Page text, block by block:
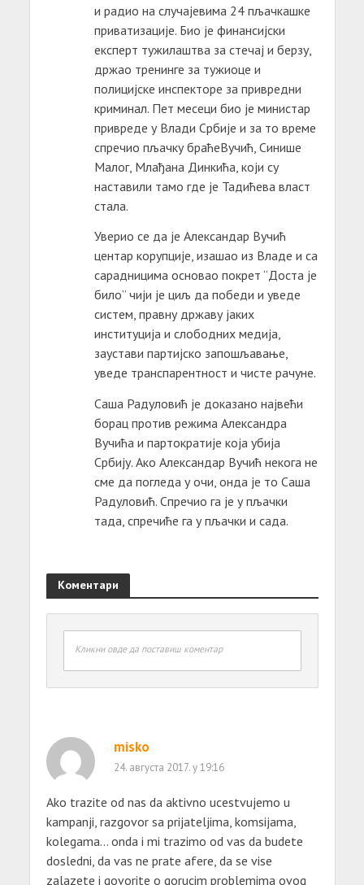
и радио на случајевима 24 пљачкашке
приватизације. Био је финансијски
експерт тужилаштва за стечај и берзу,
држао тренинге за тужиоце и
полицијске инспекторе за привредни
криминал. Пет месеци био је министар
привреде у Влади Србије и за то време
спречио пљачку браћеВучић, Синише
Малог, Млађана Динкића, који су
наставили тамо где је Тадићева власт
стала.
Уверио се да је Александар Вучић
центар корупције, изашао из Владе и са
сарадницима основао покрет “Доста је
било” чији је циљ да победи и уведе
систем, правну државу јаких
институција и слободних медија,
заустави партијско запошљавање,
уведе транспарентност и чисте рачуне.
Саша Радуловић је доказано највећи
борац против режима Александра
Вучића и партократије која убија
Србију. Ако Александар Вучић некога не
сме да погледа у очи, онда је то Саша
Радуловић. Спречио га је у пљачки
тада, спречиће га у пљачки и сада.
Коментари
Кликни овде да поставиш коментар
misko
24. августа 2017. у 19:16
Ako trazite od nas da aktivno ucestvujemo u
kampanji, razgovor sa prijateljima, komsijama,
kolegama… onda i mi trazimo od vas da budete
dosledni, da vas ne prate afere, da se vise
zalazete i govorite o gorucim problemima ovog